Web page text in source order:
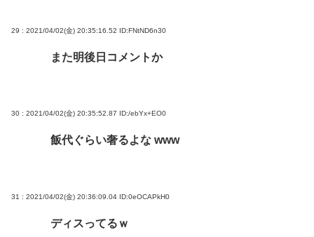
29 : 2021/04/02(金) 20:35:16.52 ID:FNtND6n30
また明後日コメントか
30 : 2021/04/02(金) 20:35:52.87 ID:/ebYx+EO0
飯代ぐらい奢るよな www
31 : 2021/04/02(金) 20:36:09.04 ID:0eOCAPkH0
ディスってるｗ